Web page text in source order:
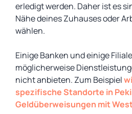
erledigt werden. Daher ist es
Nähe deines Zuhauses oder
wählen.
Einige Banken und einige
möglicherweise
nicht anbieten. Zum Beispiel
spezifische Standorte in
Geldüberweisungen mit